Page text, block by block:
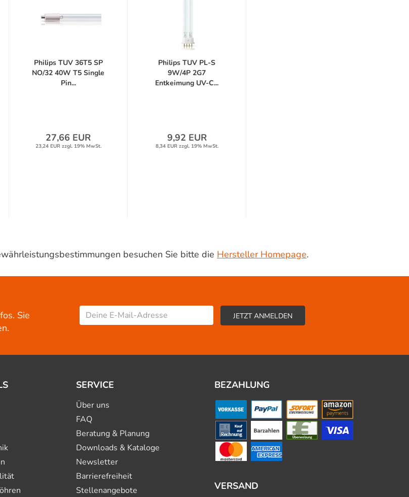
Philips TUV 36T5 SP
NO/32 40W T5 Single
Pin...
27,66 EUR
23,24 EUR zzgl. 19% MwSt.
Philips TUV PL-S
9W/4P 2G7
Entkeimung UV-C...
9,92 EUR
8,34 EUR zzgl. 19% MwSt.
besuchen Sie bitte die Hersteller Homepage.
Sie
SERVICE
Über uns
FAQ
Beratung & Planung
Downloads & Kataloge
Newsletter
Barrierefreiheit
Stellenangebote
BEZAHLUNG
VERSAND